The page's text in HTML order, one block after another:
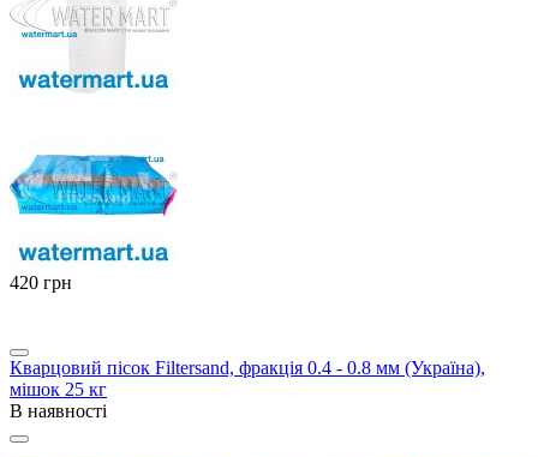
‍420‍ грн
Кварцовий пісок Filtersand, фракція 0.4 - 0.8 мм (Україна),
мішок 25 кг
В наявності